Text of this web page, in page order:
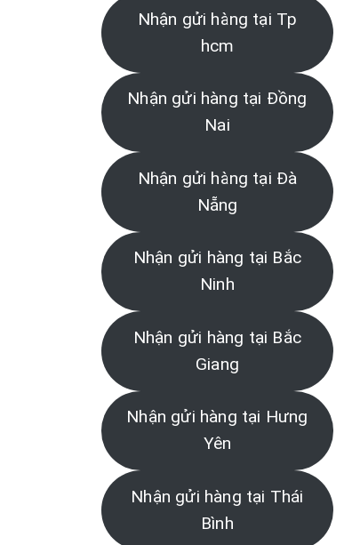
Nhận gửi hàng tại Tp
hcm
Nhận gửi hàng tại Đồng
Nai
Nhận gửi hàng tại Đà
Nẵng
Nhận gửi hàng tại Bắc
Ninh
Nhận gửi hàng tại Bắc
Giang
Nhận gửi hàng tại Hưng
Yên
Nhận gửi hàng tại Thái
Bình